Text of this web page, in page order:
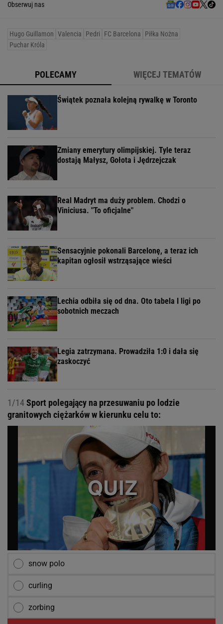
Obserwuj nas
Hugo Guillamon Valencia Pedri FC Barcelona
Piłka Nożna
Puchar Króla
POLECAMY WIĘCEJ TEMATÓW
Świątek poznała kolejną rywalkę w Toronto
Zmiany emerytury olimpijskiej. Tyle teraz
dostają Małysz, Gołota i Jędrzejczak
Real Madryt ma duży problem. Chodzi o
Viniciusa. "To oficjalne"
Sensacyjnie pokonali Barcelonę, a teraz ich
kapitan ogłosił wstrząsające wieści
Lechia odbiła się od dna. Oto tabela I ligi po
sobotnich meczach
Legia zatrzymana. Prowadziła 1:0 i dała się
zaskoczyć
1/14Sport polegający na przesuwaniu po lodzie
granitowych ciężarków w kierunku celu to:
snow polo
curling
zorbing